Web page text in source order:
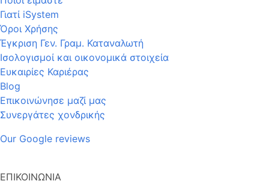
Γιατί iSystem
Όροι Χρήσης
Έγκριση Γεν. Γραμ. Καταναλωτή
Ισολογισμοί και οικονομικά στοιχεία
Ευκαιρίες Καριέρας
Blog
Επικοινώνησε μαζί μας
Συνεργάτες χονδρικής
Our Google reviews
ΕΠΙΚΟΙΝΩΝΙΑ